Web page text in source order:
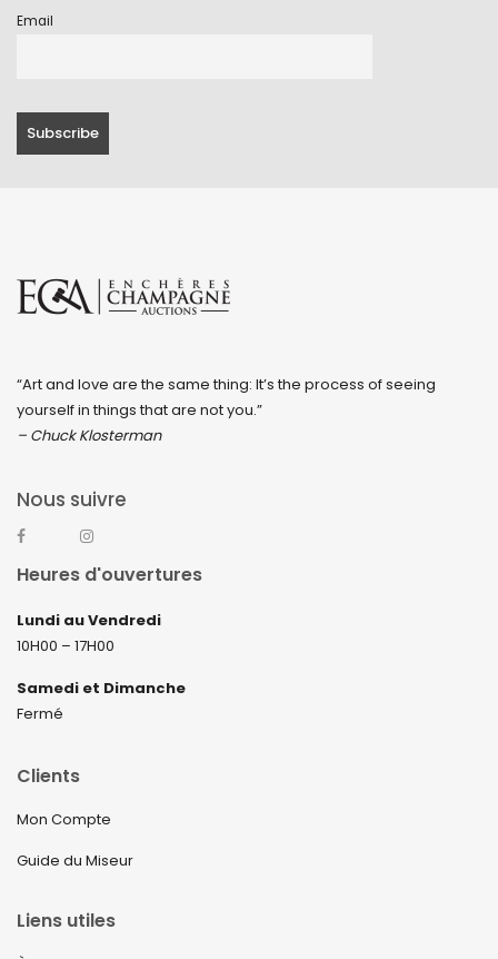
Email
“Art and love are the same thing: It’s the process of seeing
yourself in things that are not you.”
– Chuck Klosterman
Nous suivre
Heures d'ouvertures
Lundi au Vendredi
10H00 – 17H00
Samedi et Dimanche
Fermé
Clients
Mon Compte
Guide du Miseur
Liens utiles